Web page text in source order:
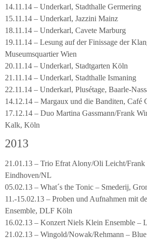
14.11.14 – Underkarl, Stadthalle Germering
15.11.14 – Underkarl, Jazzini Mainz
18.11.14 – Underkarl, Cavete Marburg
19.11.14 – Lesung auf der Finissage der
Museumsquartier Wien
20.11.14 – Underkarl, Stadtgarten Köln
21.11.14 – Underkarl, Stadthalle Ismaning
22.11.14 – Underkarl, Plusétage, Baarle-
14.12.14 – Margaux und die Banditen, Café
17.12.14 – Duo Martina Gassmann/Frank
Kalk, Köln
2013
21.01.13 – Trio Efrat Alony/Oli Leicht/
Eindhoven/NL
05.02.13 – What´s the Tonic – Smederij,
11.-15.02.13 – Proben und Aufnahmen mit
Ensemble, DLF Köln
16.02.13 – Konzert Niels Klein Ensemble –
21.02.13 – Wingold/Nowak/Rehmann –